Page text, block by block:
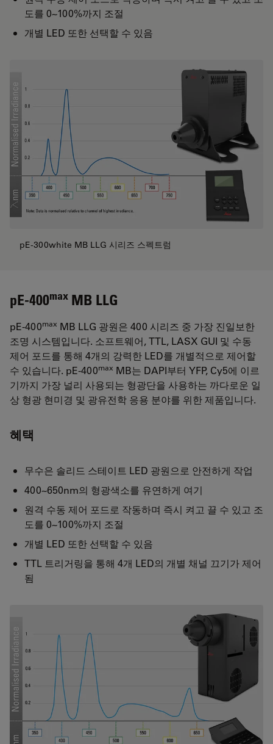
도를 0~100%까지 조절
개별 LED 또한 선택할 수 있음
pE-300white MB LLG 시리즈 스펙트럼
pE-400max MB LLG
pE-400max MB LLG 광원은 400 시리즈 중 가장 진일보한
조명 시스템입니다. 소프트웨어, TTL, LASX GUI 및 수동
제어 포드를 통해 4개의 강력한 LED를 개별적으로 제어할
수 있습니다. pE-400max MB는 DAPI부터 YFP, Cy5에 이르
기까지 가장 널리 사용되는 형광단을 사용하는 까다로운 일
상 형광 현미경 및 광유전학 응용 분야를 위한 제품입니다.
혜택
무수은 솔리드 스테이트 LED 광원으로 안전하게 작업
400~650nm의 형광색소를 유연하게 여기
원격 수동 제어 포드로 작동하며 즉시 켜고 끌 수 있고 조
도를 0~100%까지 조절
개별 LED 또한 선택할 수 있음
TTL 트리거링을 통해 4개 LED의 개별 채널 끄기가 제어
됨